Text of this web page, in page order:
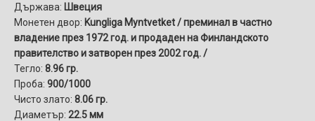
Държава: Швеция
Монетен двор: Kungliga Myntvetket / преминал в частно
владение през 1972 год. и продаден на Финландското
правителство и затворен през 2002 год. /
Тегло: 8.96 гр.
Проба: 900/1000
Чисто злато: 8.06 гр.
Диаметър: 22.5 мм